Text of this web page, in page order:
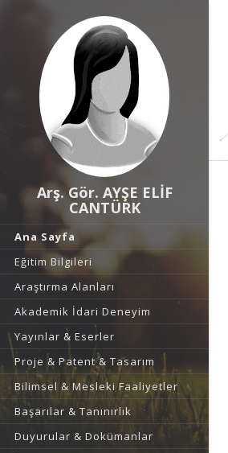
Arş. Gör. AYŞE ELİF
CANTÜRK
Ana Sayfa
Eğitim Bilgileri
Araştırma Alanları
Akademik İdari Deneyim
Yayınlar & Eserler
Proje & Patent & Tasarım
Bilimsel & Mesleki Faaliyetler
Başarılar & Tanınırlık
Duyurular & Dokümanlar